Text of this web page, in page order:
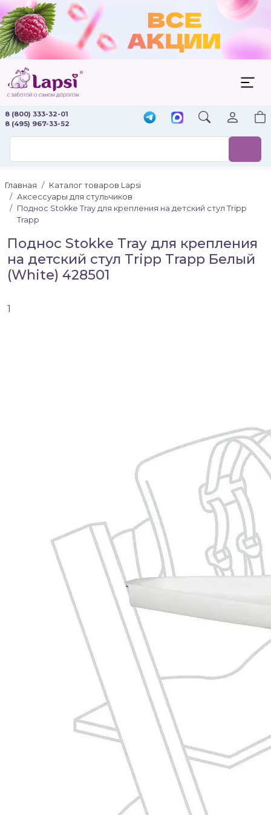
8 (800) 333-32-01
8 (495) 967-33-52
Главная
Каталог товаров Lapsi
Аксессуары для стульчиков
Поднос Stokke Tray для крепления на детский стул Tripp
Trapp
Поднос Stokke Tray для крепления
на детский стул Tripp Trapp Белый
(White) 428501
1